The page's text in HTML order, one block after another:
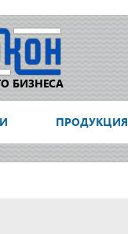
БИЗНЕСА
ПРОДУКЦИЯ